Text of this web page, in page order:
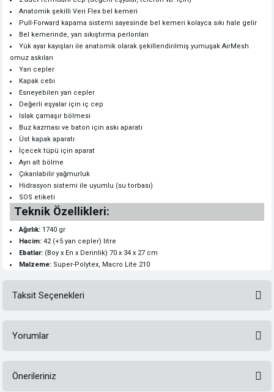
Anatomik şekilli Veri Flex bel kemeri
Pull-Forward kapama sistemi sayesinde bel kemeri kolayca sıkı hale gelir
Bel kemerinde, yan sıkıştırma perlonları
Yük ayar kayışları ile anatomik olarak şekillendirilmiş yumuşak AirMesh
omuz askıları
Yan cepler
Kapak cebi
Esneyebilen yan cepler
Değerli eşyalar için iç cep
Islak çamaşır bölmesi
Buz kazması ve baton için askı aparatı
Üst kapak aparatı
İçecek tüpü için aparat
Ayrı alt bölme
Çıkarılabilir yağmurluk
Hidrasyon sistemi ile uyumlu (su torbası)
SOS etiketi
Teknik Özellikleri:
Ağırlık: 1740 gr
Hacim: 42 (+5 yan cepler) litre
Ebatlar: (Boy x En x Derinlik) 70 x 34 x 27 cm
Malzeme: Super-Polytex, Macro Lite 210
Taksit Seçenekleri
Yorumlar
Önerileriniz